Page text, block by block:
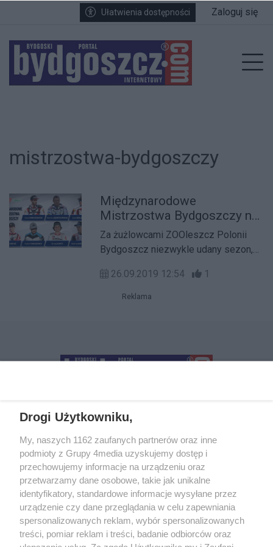
Przejdź do głównych treści
Przejdź do wyszukiwarki
Przejdź do głównego menuUłatwienia dostępności Zaloguj się
mistrzostwa-bydgoszczy
Międzynarodowe
Mistrzostwa Bydgoszczy na
zakończenie udanego
sezonu
Za żużlowcami ZOOleszcz Polonii
Bydgoszcz niezwykle udany sezon,
Żużlowej. Zwieńczeniem zmagań na
torze Polonii będą Międzynarodowe
poniedziałek, 30 września.
26.09.2019 12:54 1
Reklama
+48 52 5812666
O nas Reklama Regulamin
Kontakt
Wydarzenia
Ogłoszenia Katalog firm
Zapisz się do newslettera
Drogi Użytkowniku,
My, naszych 1162 zaufanych partnerów oraz inne
podmioty z Grupy 4media uzyskujemy dostęp i
przechowujemy informacje na urządzeniu oraz
przetwarzamy dane osobowe, takie jak unikalne
identyfikatory, standardowe informacje wysyłane przez
urządzenie czy dane przeglądania w celu zapewniania
spersonalizowanych reklam, wybór spersonalizowanych
treści, pomiar reklam i treści, badanie odbiorców oraz